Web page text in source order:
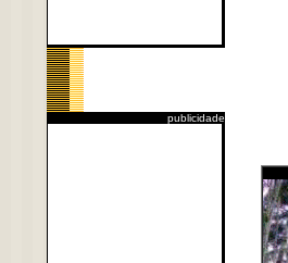
publicidade